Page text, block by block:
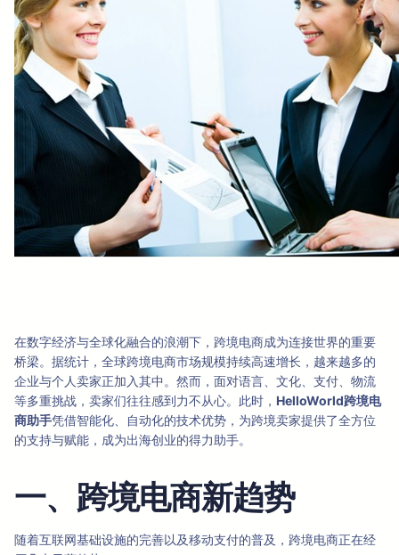
在数字经济与全球化融合的浪潮下，跨境电商成为连接世界的重要
桥梁。据统计，全球跨境电商市场规模持续高速增长，越来越多的
企业与个人卖家正加入其中。然而，面对语言、文化、支付、物流
等多重挑战，卖家们往往感到力不从心。此时， HelloWorld跨境电
商助手凭借智能化、自动化的技术优势，为跨境卖家提供了全方位
的支持与赋能，成为出海创业的得力助手。
一、跨境电商新趋势
随着互联网基础设施的完善以及移动支付的普及，跨境电商正在经